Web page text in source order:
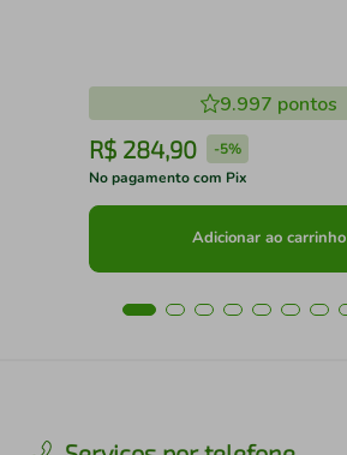
9.997 pontos
R$ 284,90 -5%
No pagamento com Pix
Adicionar ao carrinho